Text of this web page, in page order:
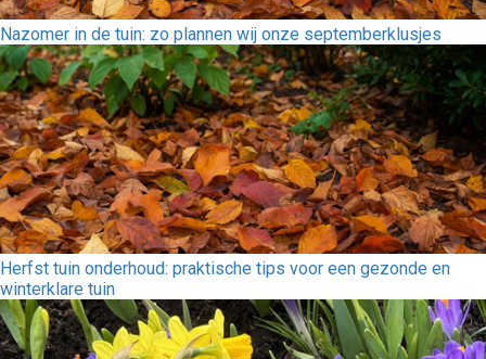
Nazomer in de tuin: zo plannen wij onze septemberklusjes
Herfst tuin onderhoud: praktische tips voor een gezonde en
winterklare tuin